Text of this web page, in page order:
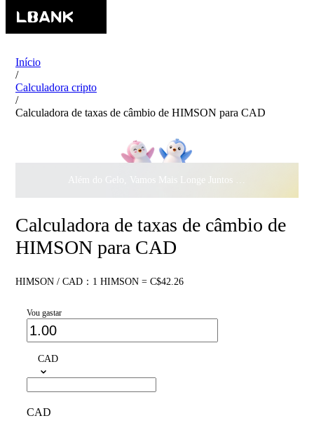
Início
/
Calculadora cripto
/
Calculadora de taxas de câmbio de HIMSON para CAD
Além do Gelo, Vamos Mais Longe Juntos ·$500.000
Calculadora de taxas de câmbio de
HIMSON para CAD
HIMSON / CAD：1 HIMSON = C$42.26
Vou gastar
CAD
CAD